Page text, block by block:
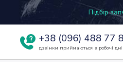
Підбір
+38 (096) 488 77
дзвінки приймаються в робочі